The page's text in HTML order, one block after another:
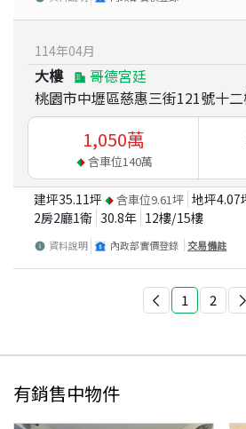
114年04月
大樓
哥德宮廷
桃園市中壢區慈惠三街121號十
1,050萬
含車位140萬
建坪35.11坪 含車位9.61坪 地坪4.07
2房2廳1衛 30.8年 12樓/15樓
資料說明 內政部實價登錄 交易備註
1 2
有銷售中物件